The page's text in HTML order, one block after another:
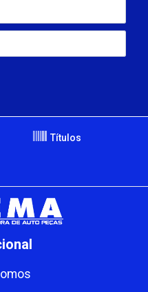
Títulos